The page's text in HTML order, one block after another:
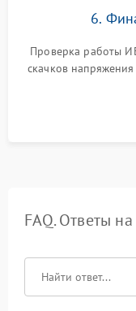
6.
Проверка работы
скачков
времени
FAQ. Ответы